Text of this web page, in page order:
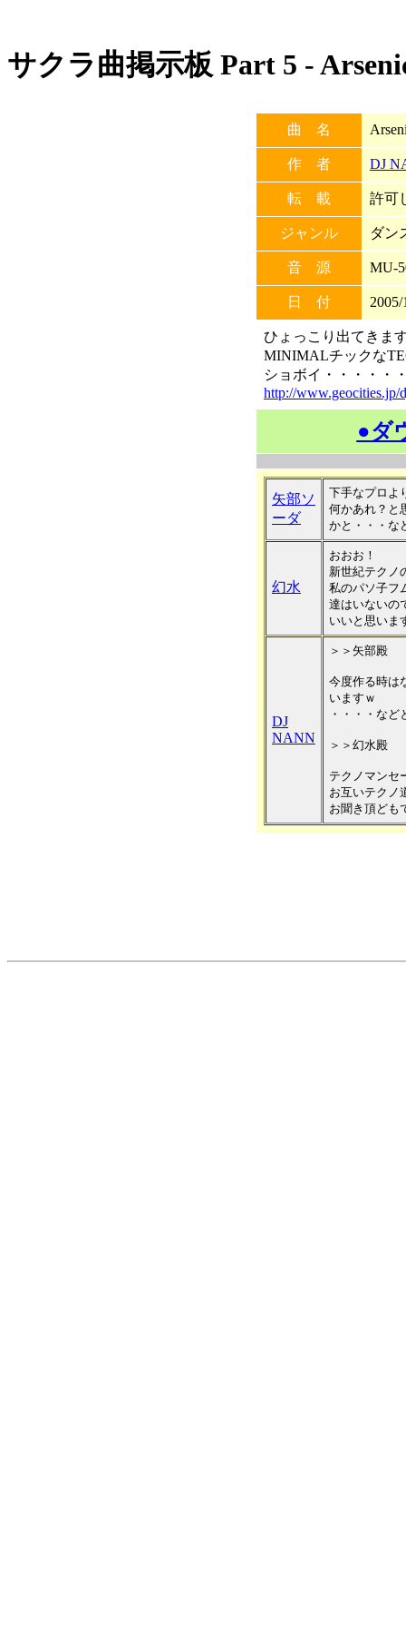
サクラ曲掲示板 Part 5 -
曲 名
作 者 DJ
転 載 許可
ジャンル ダン
音 源 MU-
日 付
ひょっこり出てきま
MINIMALチックな
ショボイ・・・・・
http://www.geocities.jp/
●ダ
矢部ソ
ーダ
下手なプロよ
何かあれ？と
かと・・・な
幻水
おおお！
新世紀テクノ
私のパソ子フ
達はいないの
いいと思いま
DJ
NANN
＞＞矢部殿
今度作る時は
いますｗ
・・・・な
＞＞幻水殿
テクノマンセ
お互いテクノ
お聞き頂ども